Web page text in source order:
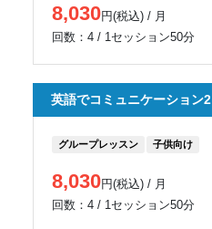
8,030円(税込) / 月
回数：4 / 1セッション50分
英語でコミュニケーション2
グループレッスン 子供向け
8,030円(税込) / 月
回数：4 / 1セッション50分